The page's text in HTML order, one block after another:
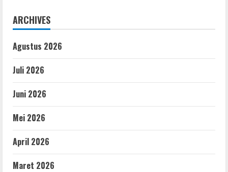
ARCHIVES
Agustus 2026
Juli 2026
Juni 2026
Mei 2026
April 2026
Maret 2026